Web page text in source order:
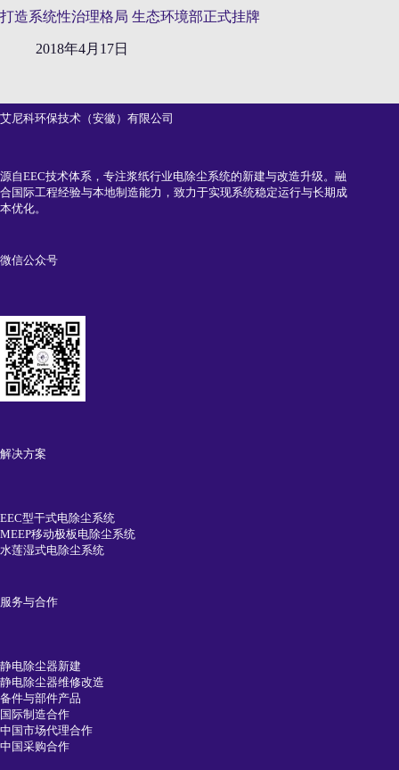
打造系统性治理格局 生态环境部正式挂牌
2018年4月17日
艾尼科环保技术（安徽）有限公司
源自EEC技术体系，专注浆纸行业电除尘系统的新建与改造升级。融
合国际工程经验与本地制造能力，致力于实现系统稳定运行与长期成
本优化。
微信公众号
解决方案
EEC型干式电除尘系统
MEEP移动极板电除尘系统
水莲湿式电除尘系统
服务与合作
静电除尘器新建
静电除尘器维修改造
备件与部件产品
国际制造合作
中国市场代理合作
中国采购合作